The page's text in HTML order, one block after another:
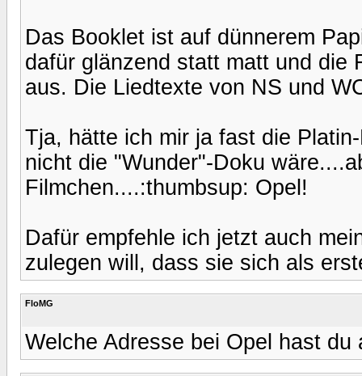
Das Booklet ist auf dünnerem
dafür glänzend statt matt und die
aus. Die Liedtexte von NS und
Tja, hätte ich mir ja fast die
nicht die "Wunder"-Doku
Filmchen....:thumbsup: Opel!
Dafür empfehle ich jetzt auch
zulegen will, dass sie sich als
FloMG
Welche Adresse bei Opel hast